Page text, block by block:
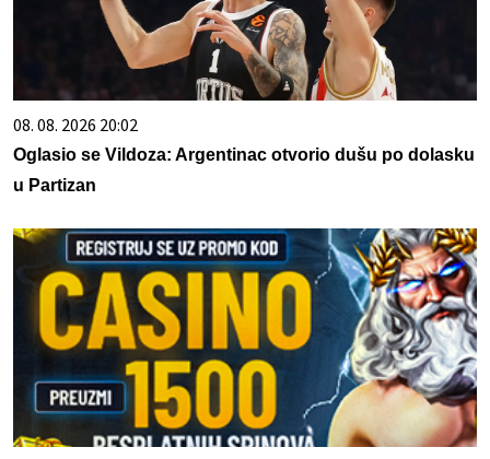
08. 08. 2026 20:02
Oglasio se Vildoza: Argentinac otvorio dušu po dolasku
u Partizan